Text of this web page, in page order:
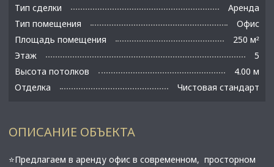
Тип сделки
Аренда
Тип помещения
Офис
Площадь помещения
250 м²
Этаж
5
Высота потолков
4.00 м
Отделка
Чистовая стандарт
ОПИСАНИЕ ОБЪЕКТА
⭐Предлагаем в аренду офис в современном, просторном